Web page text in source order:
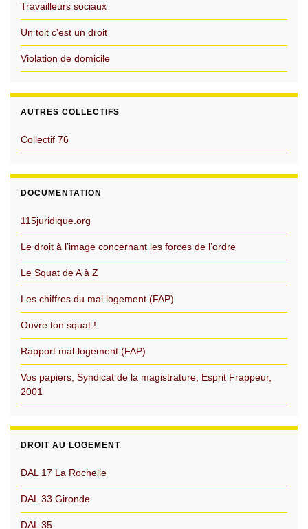
Travailleurs sociaux
Un toit c'est un droit
Violation de domicile
AUTRES COLLECTIFS
Collectif 76
DOCUMENTATION
115juridique.org
Le droit à l’image concernant les forces de l’ordre
Le Squat de A à Z
Les chiffres du mal logement (FAP)
Ouvre ton squat !
Rapport mal-logement (FAP)
Vos papiers, Syndicat de la magistrature, Esprit Frappeur,
2001
DROIT AU LOGEMENT
DAL 17 La Rochelle
DAL 33 Gironde
DAL 35